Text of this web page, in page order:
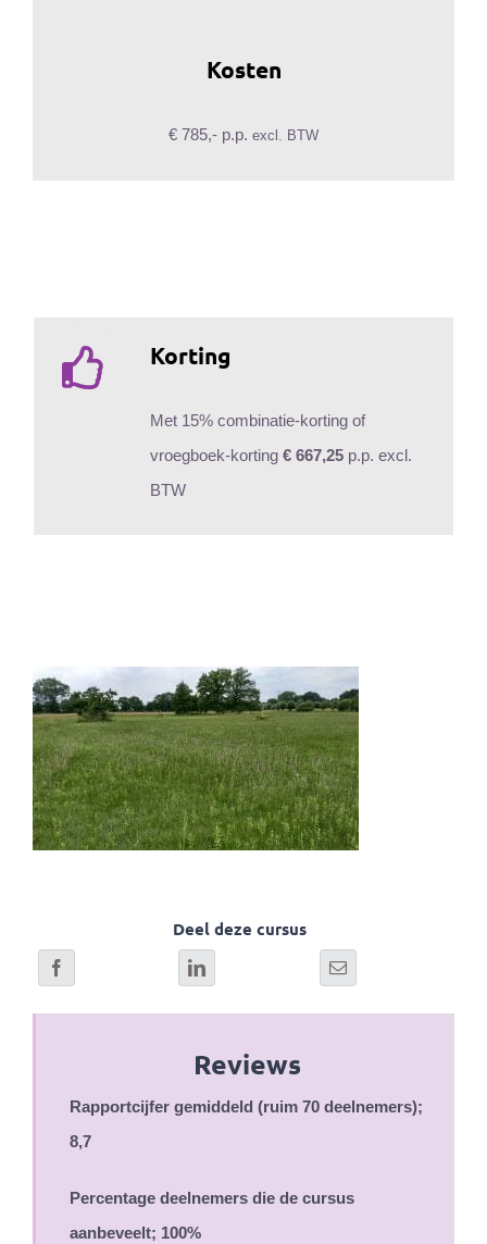
Kosten
€ 785,- p.p. excl. BTW
Korting
Met 15% combinatie-korting of
vroegboek-korting € 667,25p.p. excl.
BTW
Deel deze cursus
Reviews
Rapportcijfer gemiddeld (ruim 70 deelnemers);
8,7
Percentage deelnemers die de cursus
aanbeveelt; 100%